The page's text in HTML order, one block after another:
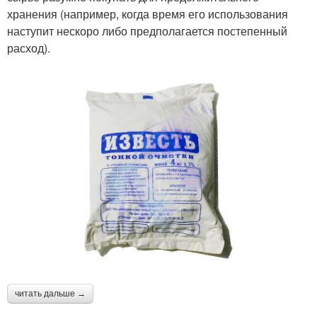
хранения (например, когда время его использования
наступит нескоро либо предполагается постепенный
расход).
читать дальше →